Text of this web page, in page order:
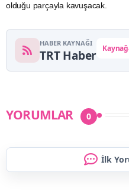
olduğu parçayla kavuşacak.
HABER KAYNAĞI
TRT Haber
YORUMLAR 0
İlk